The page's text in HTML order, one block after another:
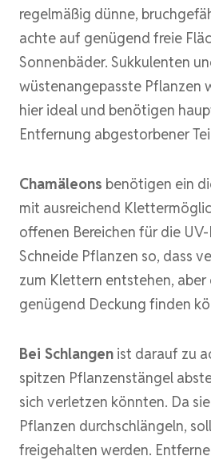
regelmäßig dünne,
achte auf genügend freie
Sonnenbäder. Sukkulenten
wüstenangepasste Pflanzen
hier ideal und benötigen
Entfernung abgestorbener
Chamäleons benötigen ein
mit ausreichend
offenen Bereichen für die
Schneide Pflanzen so, dass
zum Klettern entstehen, aber
genügend Deckung finden
Bei Schlangen ist darauf zu
spitzen Pflanzenstängel
sich verletzen könnten. Da
Pflanzen durchschlängeln,
freigehalten werden.